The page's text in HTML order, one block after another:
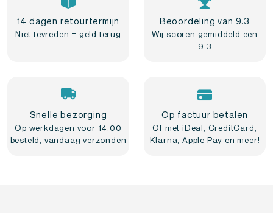
14 dagen retourtermijn
Niet tevreden = geld terug
Beoordeling van 9.3
Wij scoren gemiddeld een
9.3
Snelle bezorging
Op werkdagen voor 14:00
besteld, vandaag verzonden
Op factuur betalen
Of met iDeal, CreditCard,
Klarna, Apple Pay en meer!